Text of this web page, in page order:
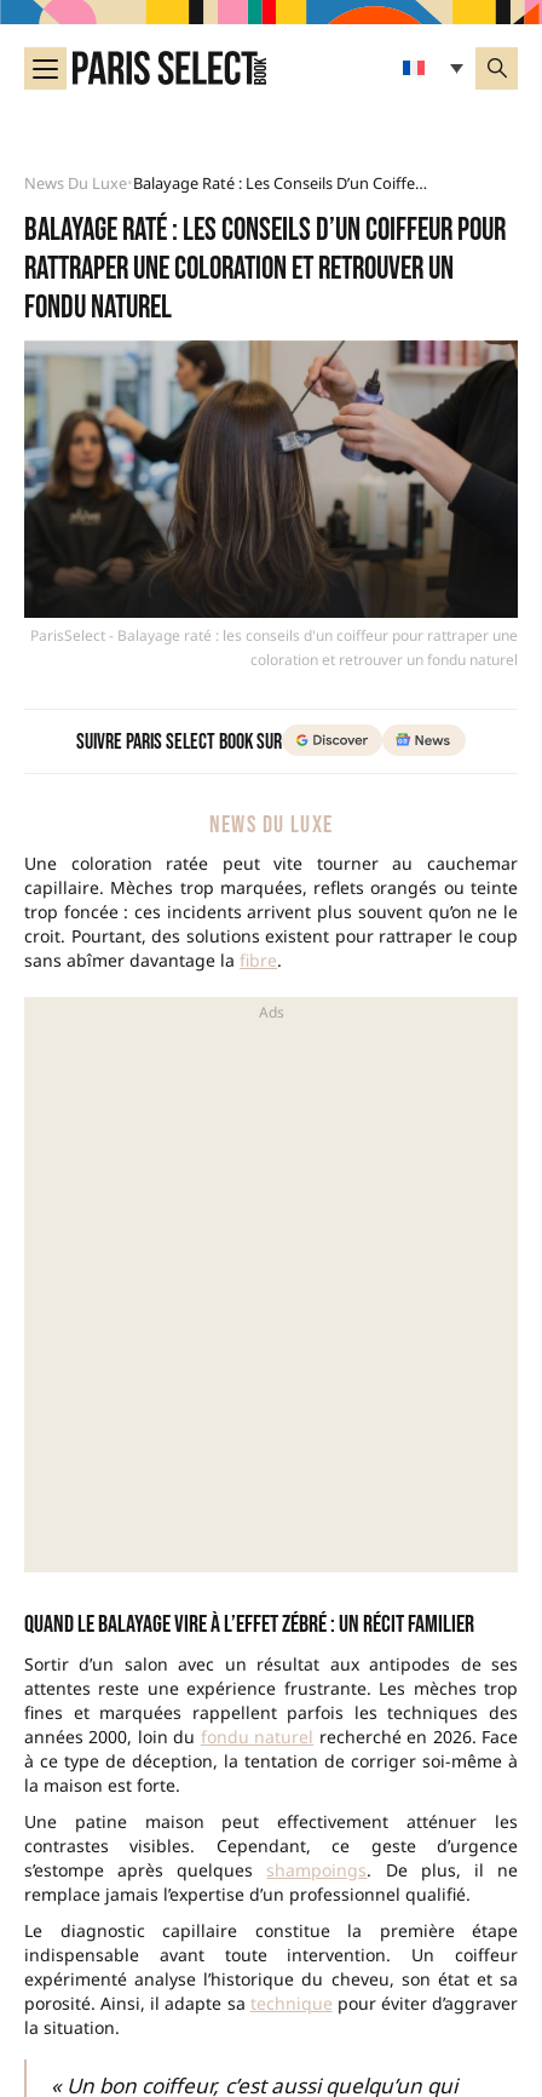
News Du Luxe• Balayage Raté : Les Conseils D’un Coiffeur Pour Rattraper Une Coloration Et Retrouver Un Fondu Naturel
Balayage raté : les conseils d’un coiffeur pour
rattraper une coloration et retrouver un
fondu naturel
ParisSelect - Balayage raté : les conseils d'un coiffeur pour rattraper une
coloration et retrouver un fondu naturel
Suivre Paris Select Book sur
NEWS DU LUXE
Une coloration ratée peut vite tourner au cauchemar
capillaire. Mèches trop marquées, reflets orangés ou teinte
trop foncée : ces incidents arrivent plus souvent qu’on ne le
croit. Pourtant, des solutions existent pour rattraper le coup
sans abîmer davantage la fibre.
Quand le balayage vire à l’effet zébré : un récit familier
Sortir d’un salon avec un résultat aux antipodes de ses
attentes reste une expérience frustrante. Les mèches trop
fines et marquées rappellent parfois les techniques des
années 2000, loin du fondu naturel recherché en 2026. Face
à ce type de déception, la tentation de corriger soi-même à
la maison est forte.
Une patine maison peut effectivement atténuer les
contrastes visibles. Cependant, ce geste d’urgence
s’estompe après quelques shampoings. De plus, il ne
remplace jamais l’expertise d’un professionnel qualifié.
Le diagnostic capillaire constitue la première étape
indispensable avant toute intervention. Un coiffeur
expérimenté analyse l’historique du cheveu, son état et sa
porosité. Ainsi, il adapte sa technique pour éviter d’aggraver
la situation.
« Un bon coiffeur, c’est aussi quelqu’un qui